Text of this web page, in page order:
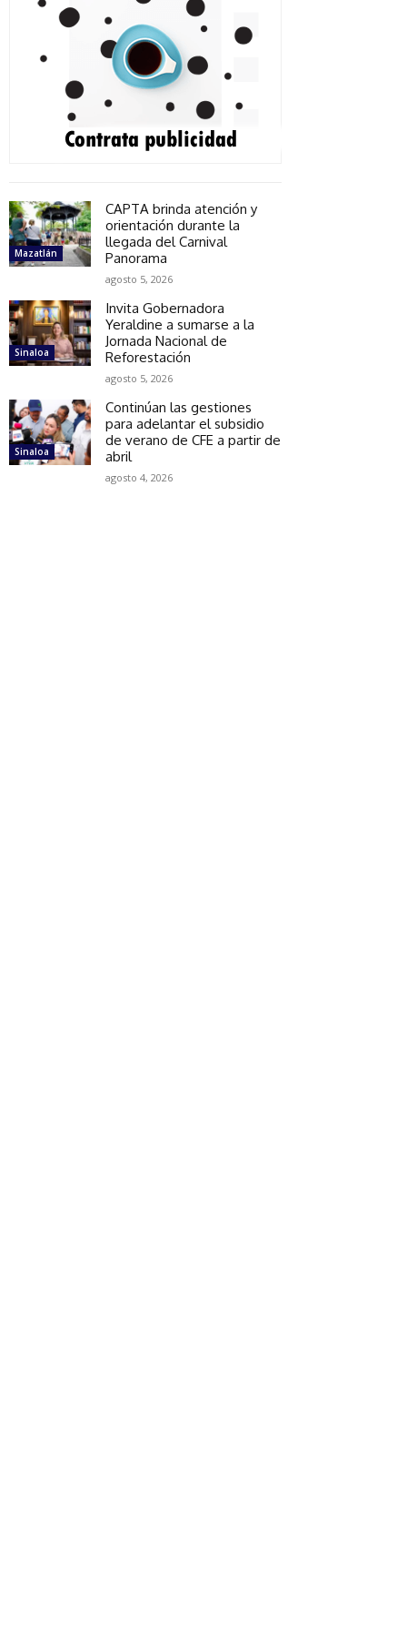
Mazatlán
CAPTA brinda atención y
orientación durante la
llegada del Carnival
Panorama
agosto 5, 2026
Sinaloa
Invita Gobernadora
Yeraldine a sumarse a la
Jornada Nacional de
Reforestación
agosto 5, 2026
Sinaloa
Continúan las gestiones
para adelantar el subsidio
de verano de CFE a partir de
abril
agosto 4, 2026